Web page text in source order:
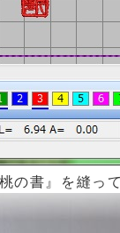
の書』を縫っ